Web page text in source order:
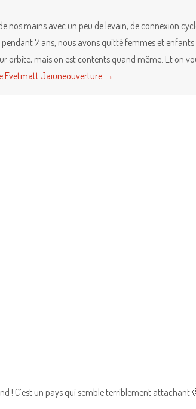
nos mains avec un peu de levain, de connexion
7 ans, nous avons quitté femmes et
orbite, mais on est contents quand même. Et on
Evetmatt Jaiuneouverture →
! C’est un pays qui semble terriblement attachant